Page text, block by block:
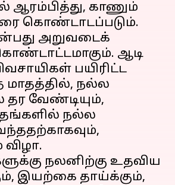
ஆரம்பித்து, காணும்
கொண்டாடப்படும்.
அறுவடைக்
ஆடி
பயிரிட்ட
மாதத்தில், நல்ல
வேண்டியும்,
நல்ல
விழா.
நலனிற்கு உதவிய
இயற்கை தாய்க்கும்,